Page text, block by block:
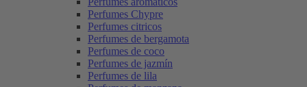
Perfumes Chypre
Perfumes citricos
Perfumes de bergamota
Perfumes de coco
Perfumes de jazmín
Perfumes de lila